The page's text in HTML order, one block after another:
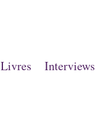
Livres Interviews